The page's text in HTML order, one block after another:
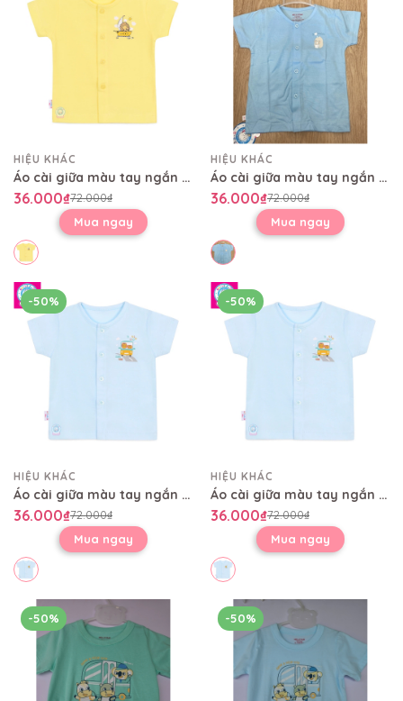
HIỆU KHÁC
Áo cài giữa màu tay ngắn AL0004
36.000₫72.000₫
Mua ngay
HIỆU KHÁC
Áo cài giữa màu tay ngắn AL0004
36.000₫72.000₫
Mua ngay
-50%
HIỆU KHÁC
Áo cài giữa màu tay ngắn AL0004
36.000₫72.000₫
Mua ngay
-50%
HIỆU KHÁC
Áo cài giữa màu tay ngắn AL0004
36.000₫72.000₫
Mua ngay
-50% -50%